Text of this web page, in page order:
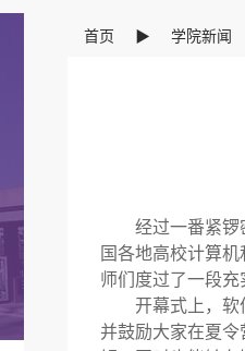
首页 ▶ 学院新闻
经过一番紧锣
国各地高校计算
师们度过了一段充
开幕式上，软
并鼓励大家在夏